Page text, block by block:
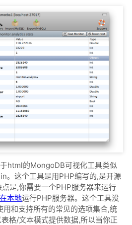
html的MongoDB可视化工具类似
。这个工具是用PHP编写的,是开源
是,你需要一个PHP服务器来运行
在本地运行PHP服务器。这个工具没
和支持所有的常见的选项集合,统
格/文本模式提供数据,所以当你正